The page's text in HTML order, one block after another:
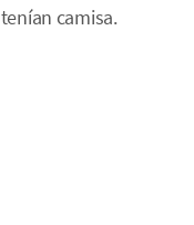
camisa.